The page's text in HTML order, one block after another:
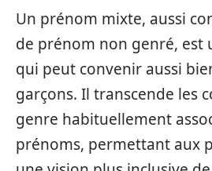
Un prénom mixte, aussi
de prénom non genré, est
qui peut convenir aussi
garçons. Il transcende les
genre habituellement
prénoms, permettant aux